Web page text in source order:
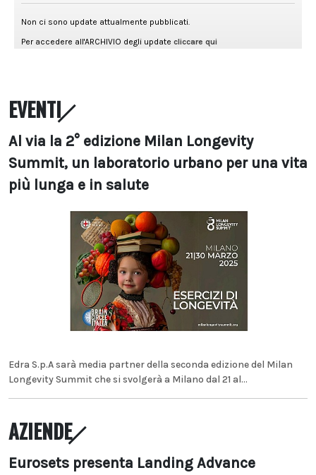
EVENTI
Al via la 2° edizione Milan Longevity
Summit, un laboratorio urbano per una vita
più lunga e in salute
Edra S.p.A sarà media partner della seconda edizione del Milan
Longevity Summit che si svolgerà a Milano dal 21 al...
AZIENDE
Eurosets presenta Landing Advance